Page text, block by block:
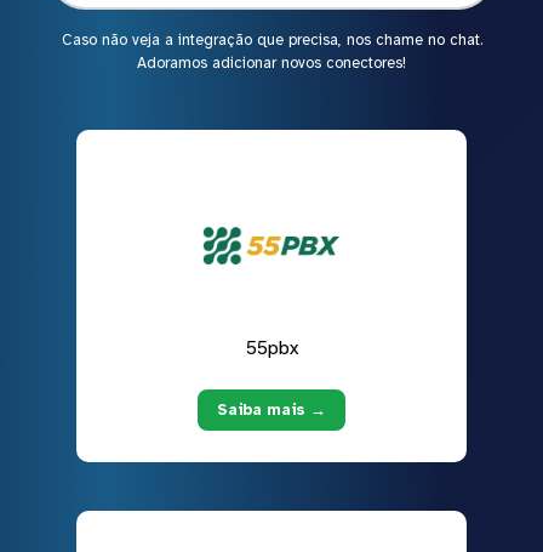
Caso não veja a integração que precisa, nos chame no chat.
Adoramos adicionar novos conectores!
55pbx
Saiba mais →